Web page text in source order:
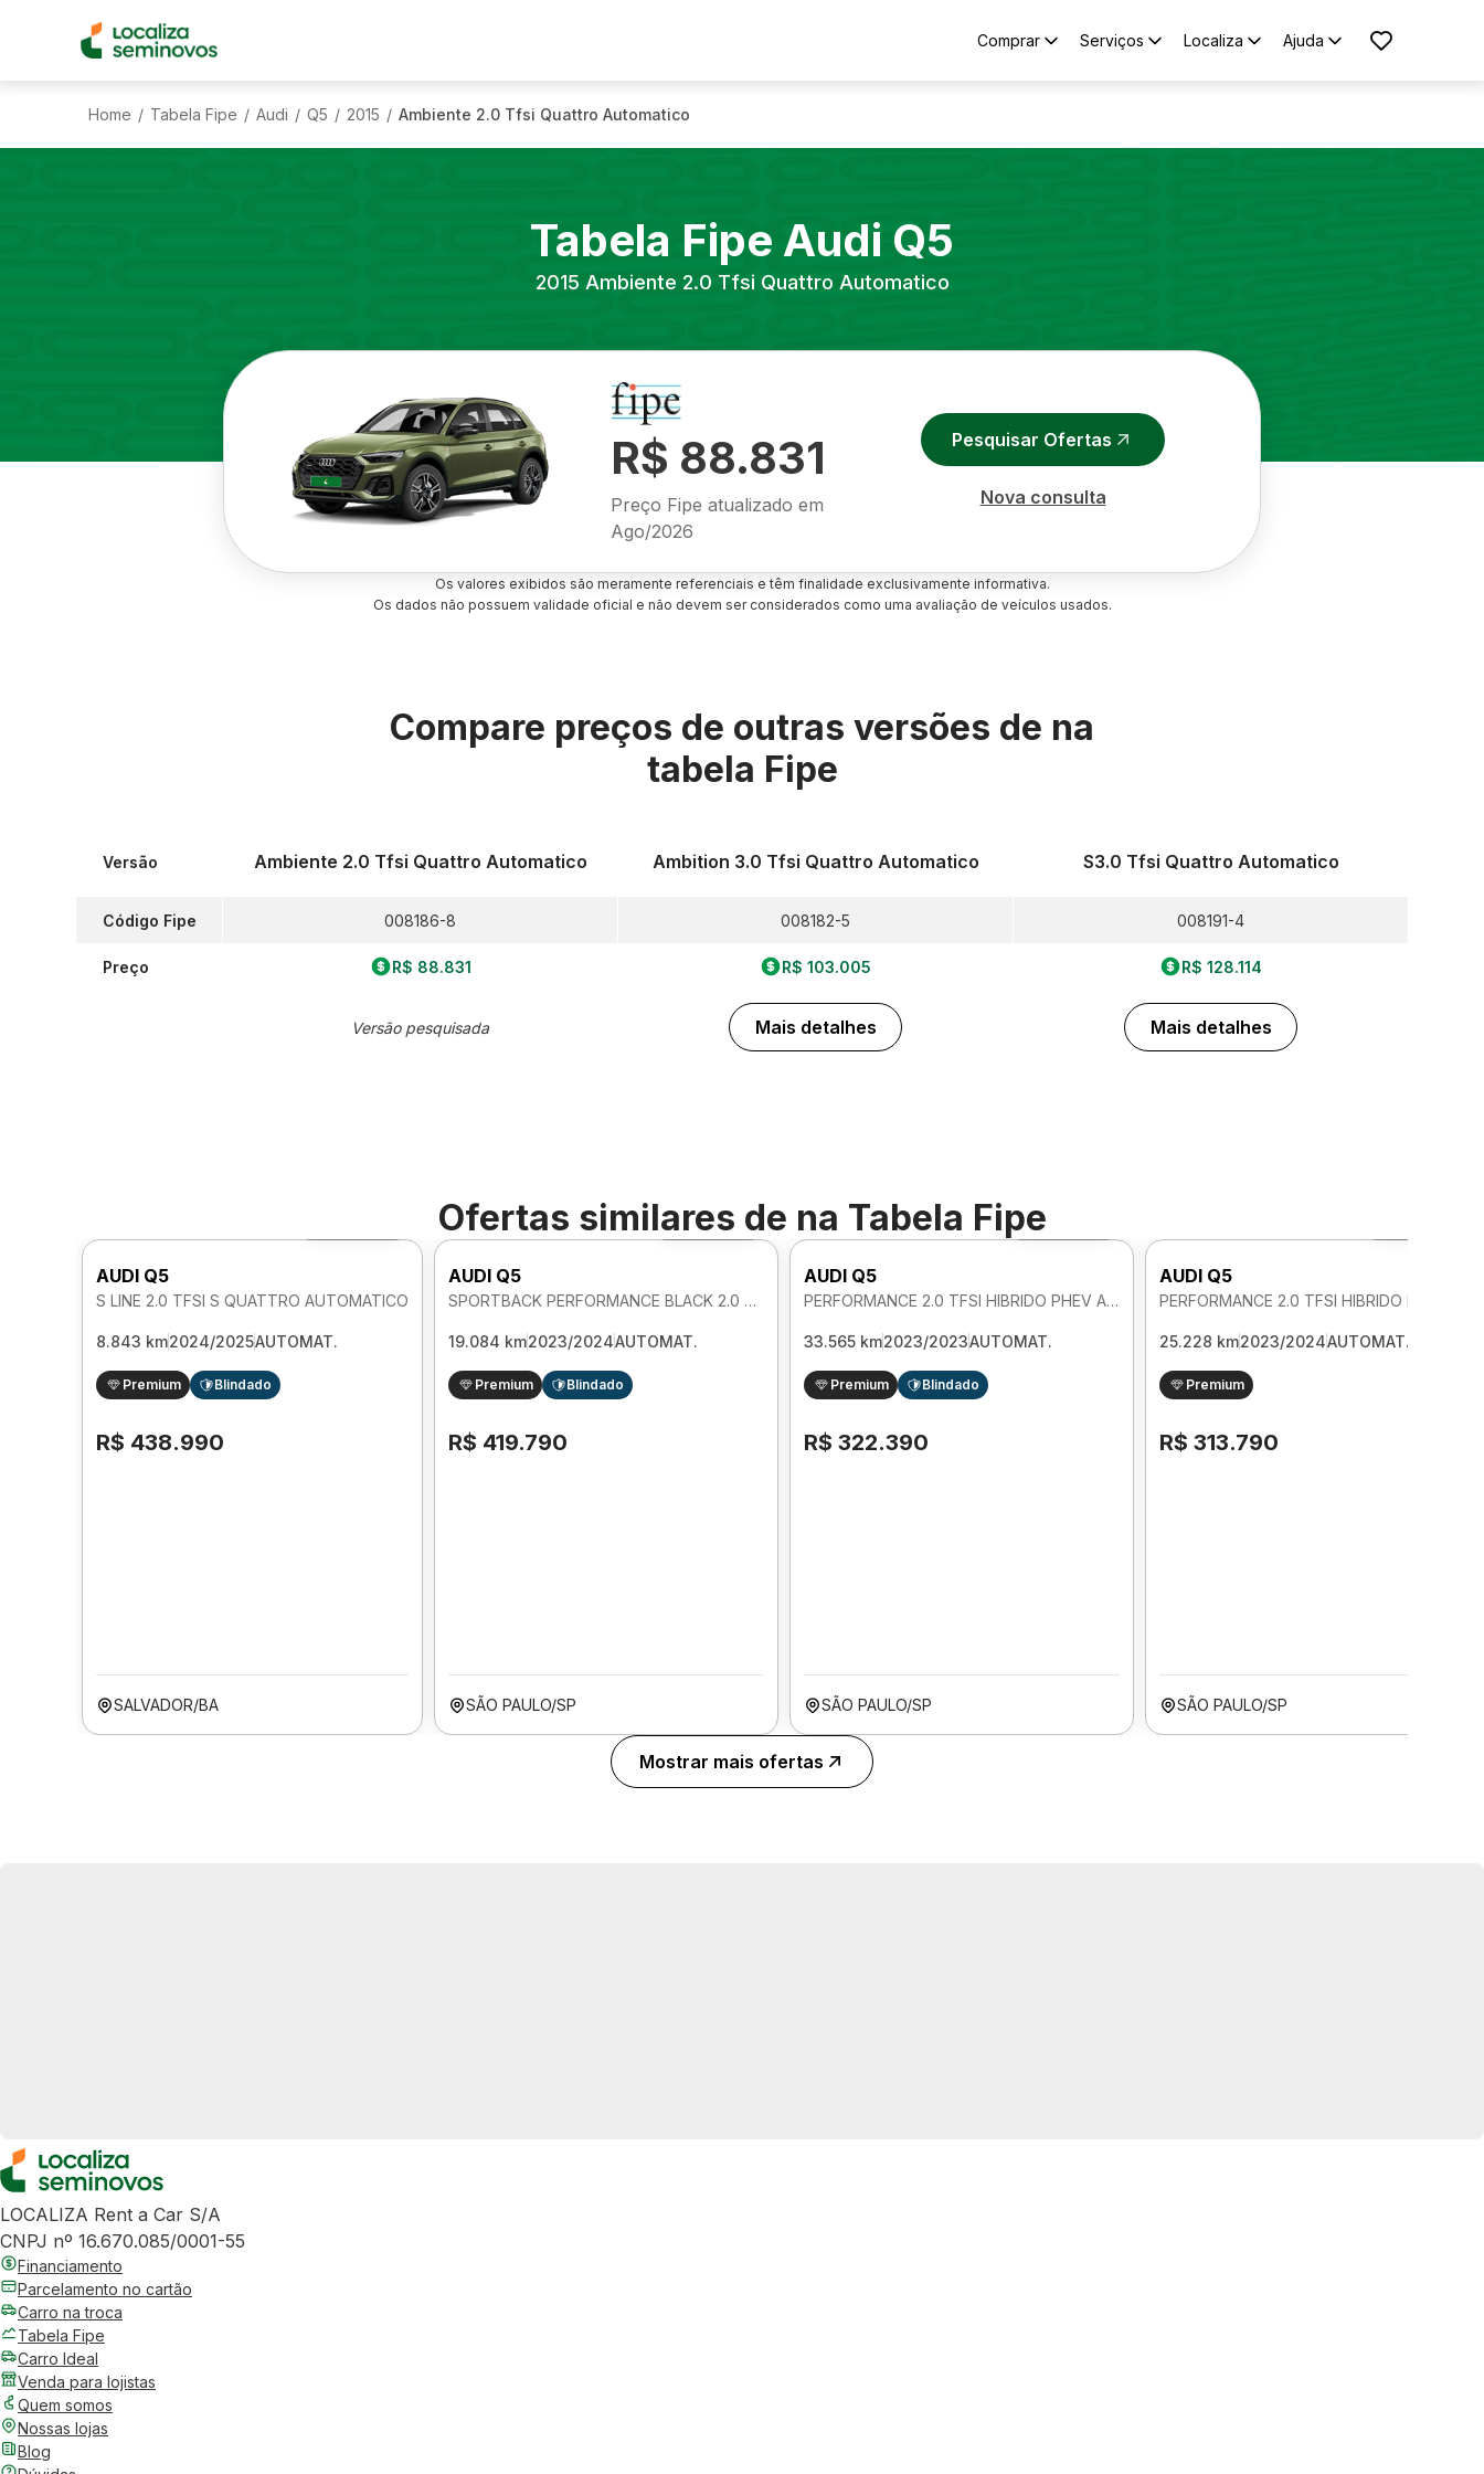
Comprar Serviços Localiza Ajuda
Home / Tabela Fipe / Audi / Q5 / 2015 / Ambiente 2.0 Tfsi Quattro Automatico
Tabela Fipe Audi Q5
2015 Ambiente 2.0 Tfsi Quattro Automatico
R$ 88.831
Preço Fipe atualizado em
Ago/2026
Pesquisar Ofertas
Nova consulta
Os valores exibidos são meramente referenciais e têm finalidade exclusivamente informativa.
Os dados não possuem validade oficial e não devem ser considerados como uma avaliação de veículos usados.
Compare preços de outras versões de na
tabela Fipe
Versão
Código Fipe
Preço
Ambiente 2.0 Tfsi Quattro Automatico
008186-8
R$ 88.831
Versão pesquisada
Ambition 3.0 Tfsi Quattro Automatico
008182-5
R$ 103.005
Mais detalhes
S3.0 Tfsi Quattro Automatico
008191-4
R$ 128.114
Mais detalhes
Ofertas similares de na Tabela Fipe
AUDI Q5
S LINE 2.0 TFSI S QUATTRO AUTOMATICO
8.843 km2024/2025AUTOMAT.
Premium Blindado
R$ 438.990
SALVADOR/BA
Foto 360º
AUDI Q5
SPORTBACK PERFORMANCE BLACK 2.0 TFSI HIBRIDO PHEV AUTOMATICO
19.084 km2023/2024AUTOMAT.
Premium Blindado
R$ 419.790
SÃO PAULO/SP
Foto 360º
AUDI Q5
PERFORMANCE 2.0 TFSI HIBRIDO PHEV AUTOMATICO
33.565 km2023/2023AUTOMAT.
Premium Blindado
R$ 322.390
SÃO PAULO/SP
AUDI Q5
25.228 km2023/2024AUTOMAT.
Premium
R$ 313.790
SÃO PAULO/SP
Mostrar mais ofertas
LOCALIZA Rent a Car S/A
CNPJ nº 16.670.085/0001-55
Financiamento
Parcelamento no cartão
Carro na troca
Tabela Fipe
Carro Ideal
Venda para lojistas
Quem somos
Nossas lojas
Blog